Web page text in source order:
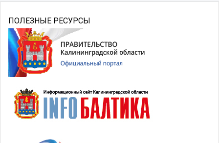
ПОЛЕЗНЫЕ РЕСУРСЫ